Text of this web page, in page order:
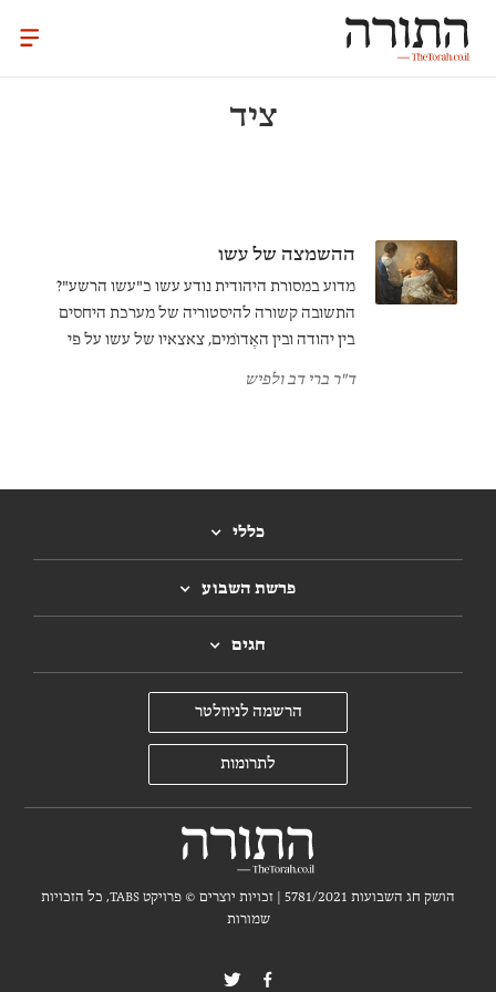
ציד
ההשמצה של עשו
מדוע במסורת היהודית נודע עשו כ"עשו הרשע"?
התשובה קשורה להיסטוריה של מערכת היחסים
בין יהודה ובין האֶדוֹמים, צאצאיו של עשו על פי
המסורת, ולזיהוי שעשו היהודים בין האדומים ובין
ד"ר ברי דב ולפיש
כללי
פרשת השבוע
חגים
הרשמה לניוזלטר
לתרומות
הושק חג השבועות 5781/2021 | זכויות יוצרים ©
פרויקט TABS, כל הזכויות
שמורות